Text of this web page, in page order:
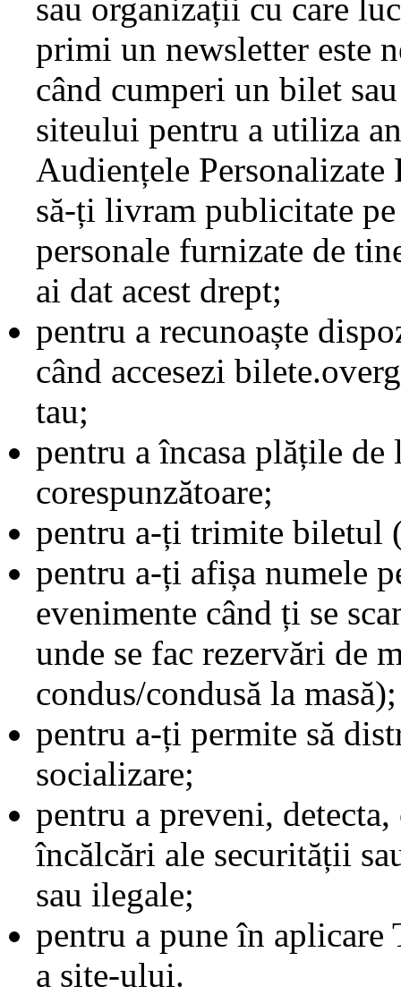
sau organizații cu care
primi un newsletter este
când cumperi un bilet
siteului pentru a utiliza
Audiențele
să-ți livram publicitate
personale furnizate de
ai dat acest drept;
pentru a recunoaște
când accesezi
tau;
pentru a încasa plățile
corespunzătoare;
pentru a-ți trimite biletul
pentru a-ți afișa numele
evenimente când ți se
unde se fac rezervări de
condus/condusă la masă);
pentru a-ți permite să
socializare;
pentru a preveni,
încălcări ale securității
sau ilegale;
pentru a pune în
a site-ului.